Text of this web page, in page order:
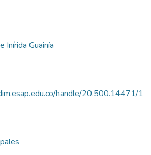
Inírida Guainía
handle/20.500.14471/1